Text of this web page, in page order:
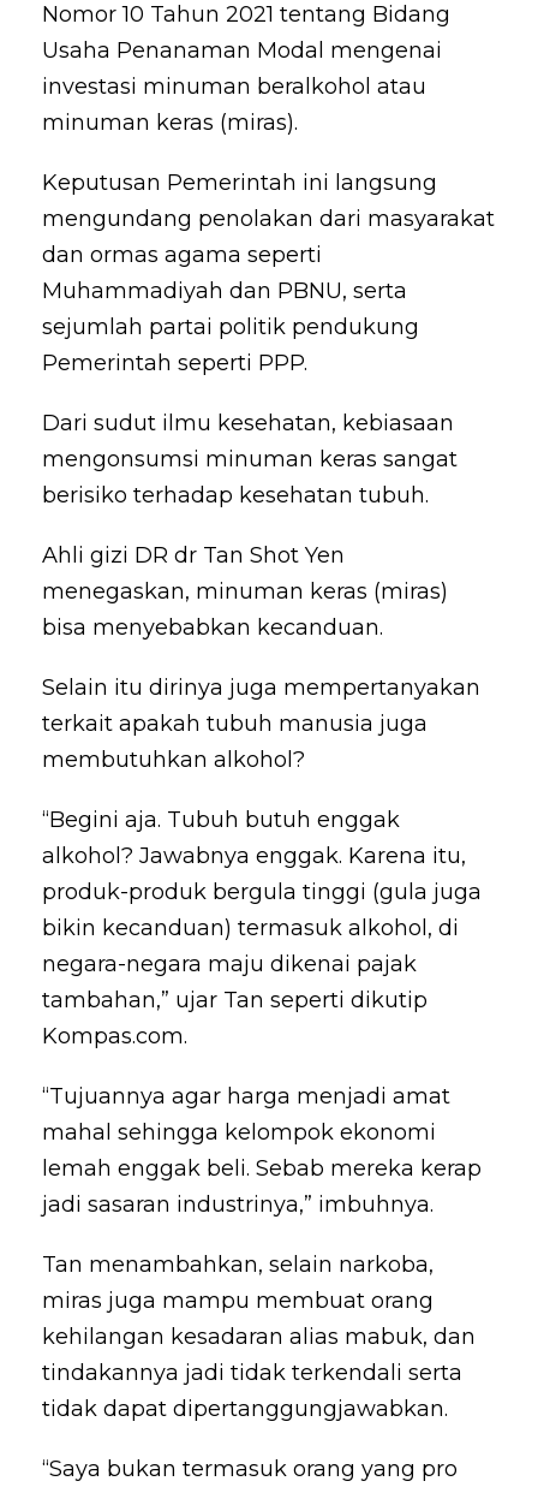
Nomor 10 Tahun 2021 tentang Bidang
Usaha Penanaman Modal mengenai
investasi minuman beralkohol atau
minuman keras (miras).
Keputusan Pemerintah ini langsung
mengundang penolakan dari masyarakat
dan ormas agama seperti
Muhammadiyah dan PBNU, serta
sejumlah partai politik pendukung
Pemerintah seperti PPP.
Dari sudut ilmu kesehatan, kebiasaan
mengonsumsi minuman keras sangat
berisiko terhadap kesehatan tubuh.
Ahli gizi DR dr Tan Shot Yen
menegaskan, minuman keras (miras)
bisa menyebabkan kecanduan.
Selain itu dirinya juga mempertanyakan
terkait apakah tubuh manusia juga
membutuhkan alkohol?
“Begini aja. Tubuh butuh enggak
alkohol? Jawabnya enggak. Karena itu,
produk-produk bergula tinggi (gula juga
bikin kecanduan) termasuk alkohol, di
negara-negara maju dikenai pajak
tambahan,” ujar Tan seperti dikutip
Kompas.com.
“Tujuannya agar harga menjadi amat
mahal sehingga kelompok ekonomi
lemah enggak beli. Sebab mereka kerap
jadi sasaran industrinya,” imbuhnya.
Tan menambahkan, selain narkoba,
miras juga mampu membuat orang
kehilangan kesadaran alias mabuk, dan
tindakannya jadi tidak terkendali serta
tidak dapat dipertanggungjawabkan.
“Saya bukan termasuk orang yang pro